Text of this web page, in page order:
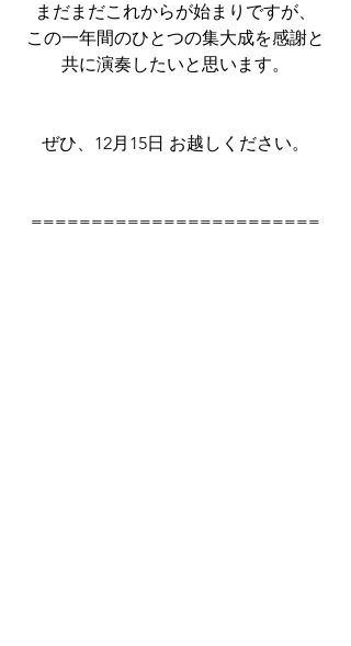
まだまだこれからが始まりですが、
この一年間のひとつの集大成を感謝と
共に演奏したいと思います。
ぜひ、12月15日 お越しください。
========================